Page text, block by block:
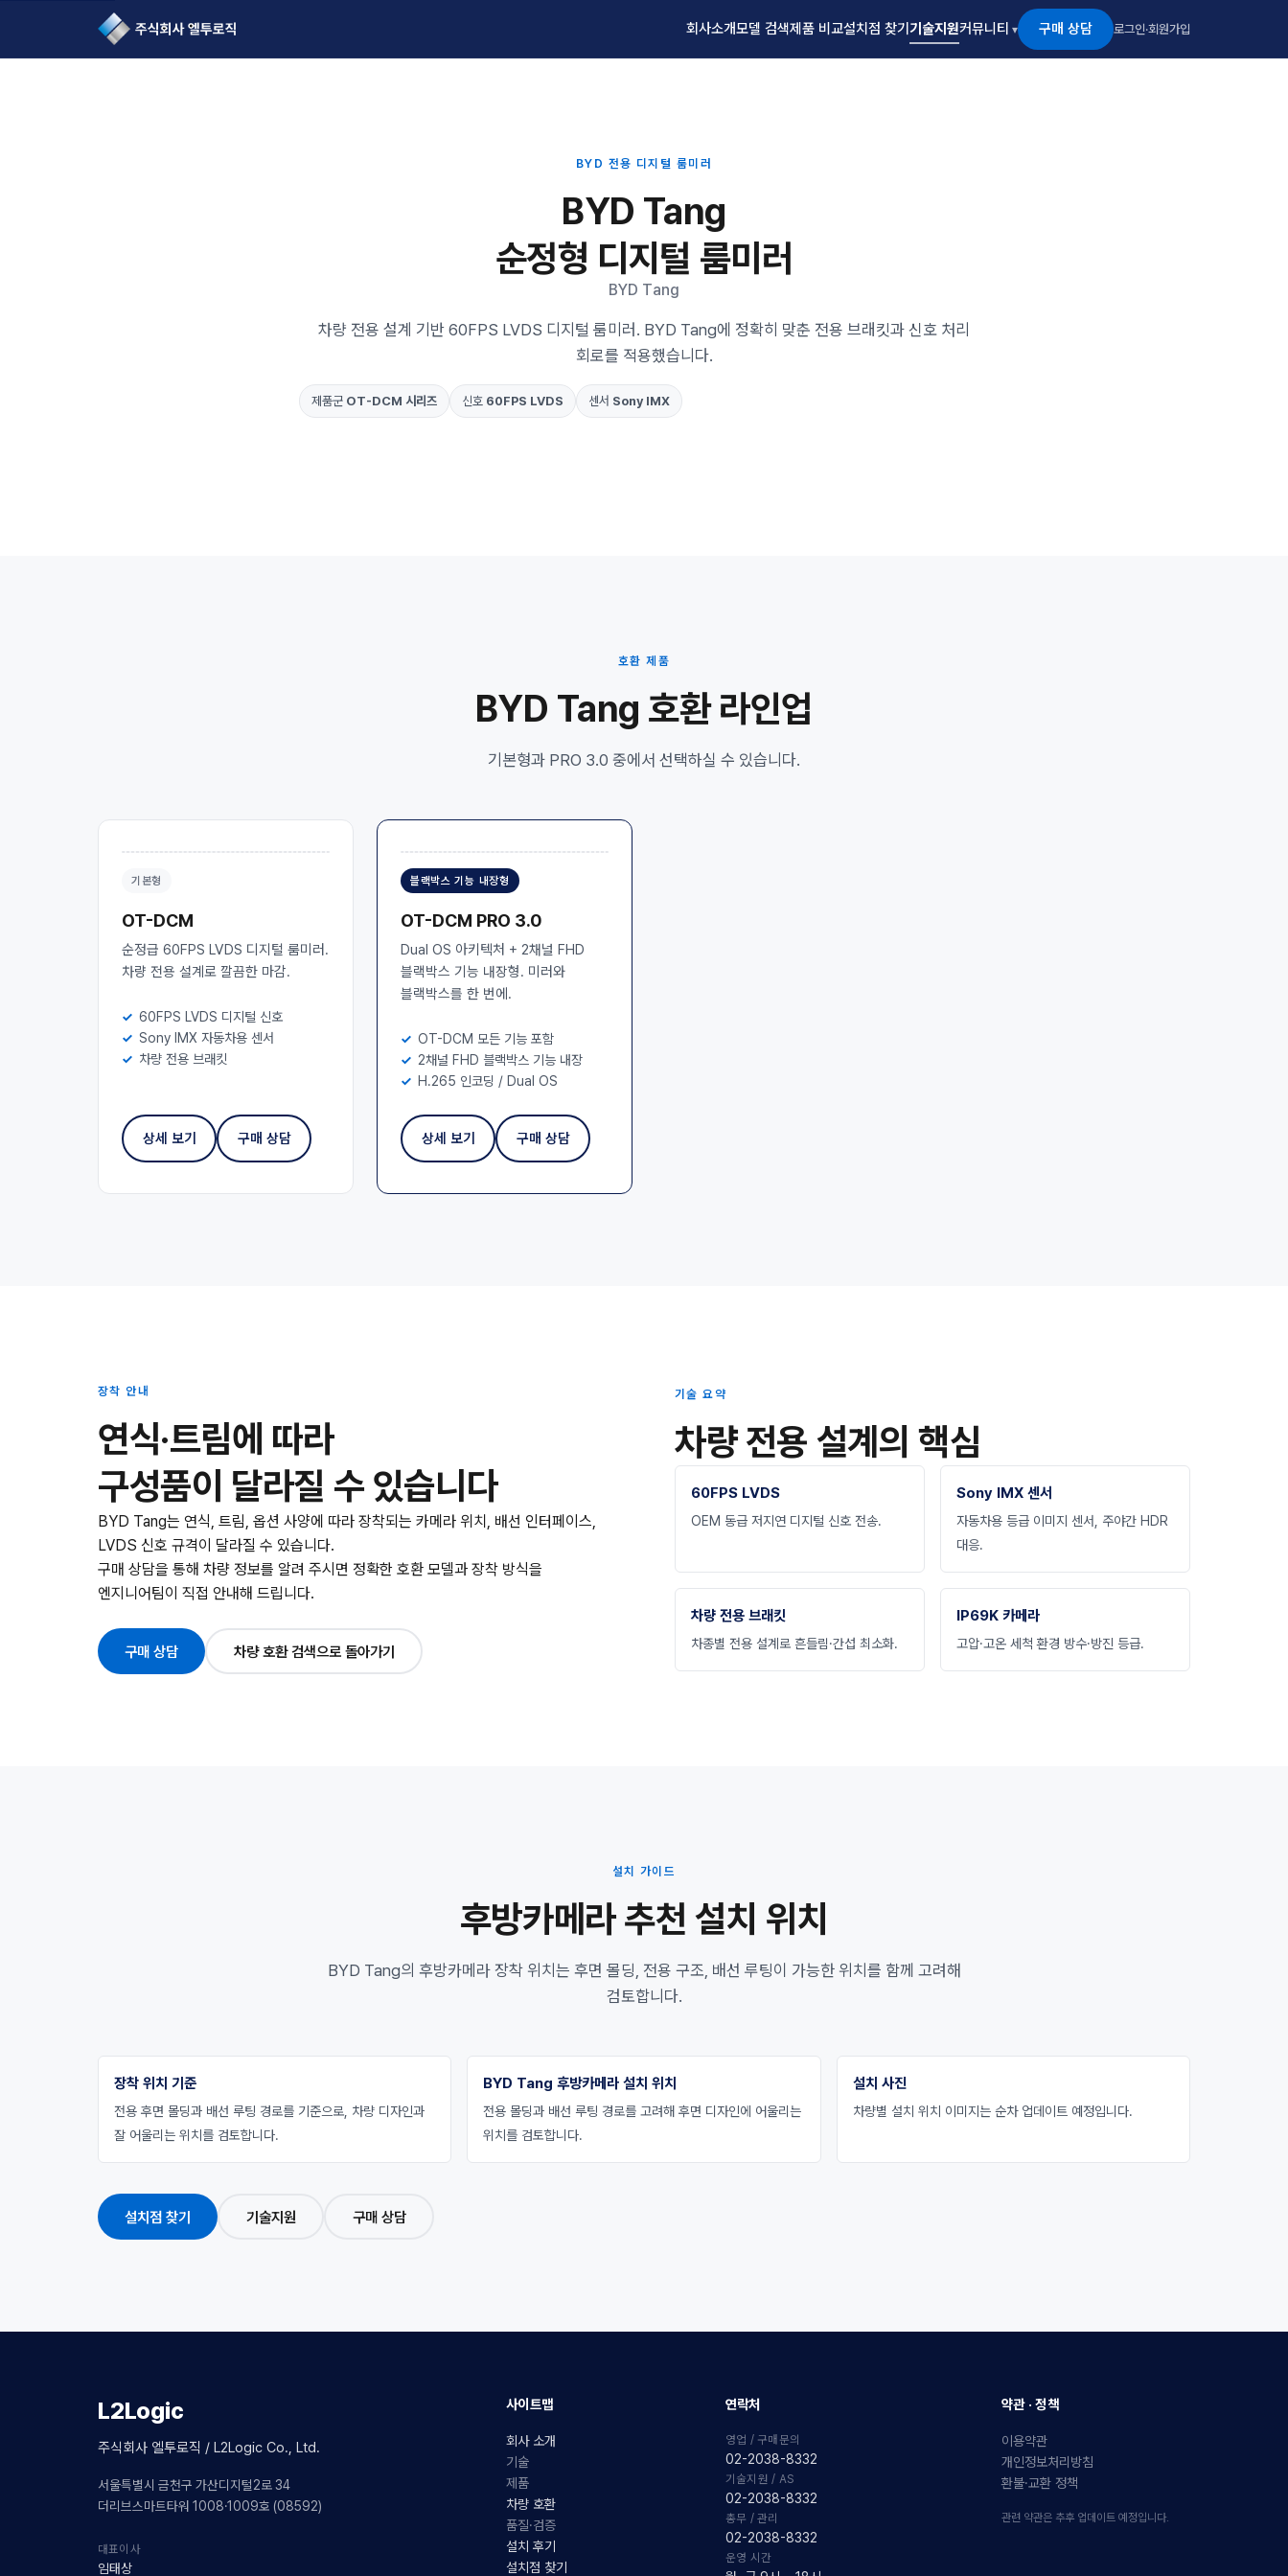
L2Logic 1onetake
회사소개모델 검색제품 비교설치점 찾기 기술지원커뮤니티 구매 상담 로그인·회원가입
BYD 전용 디지털 룸미러
BYD Tang
순정형 디지털 룸미러
BYD Tang
차량 전용 설계 기반 60FPS LVDS 디지털 룸미러. BYD Tang에 정확히 맞춘 전용 브래킷과 신호 처리
회로를 적용했습니다.
제품군 OT-DCM 시리즈 신호 60FPS LVDS 센서 Sony IMX
호환 제품
BYD Tang 호환 라인업
기본형과 PRO 3.0 중에서 선택하실 수 있습니다.
기본형
OT-DCM
순정급 60FPS LVDS 디지털 룸미러.
차량 전용 설계로 깔끔한 마감.
60FPS LVDS 디지털 신호
Sony IMX 자동차용 센서
차량 전용 브래킷
상세 보기 구매 상담
블랙박스 기능 내장형
OT-DCM PRO 3.0
Dual OS 아키텍처 + 2채널 FHD
블랙박스 기능 내장형. 미러와
블랙박스를 한 번에.
OT-DCM 모든 기능 포함
2채널 FHD 블랙박스 기능 내장
H.265 인코딩 / Dual OS
상세 보기 구매 상담
장착 안내
연식·트림에 따라
구성품이 달라질 수 있습니다
BYD Tang는 연식, 트림, 옵션 사양에 따라 장착되는 카메라 위치, 배선 인터페이스,
LVDS 신호 규격이 달라질 수 있습니다.
구매 상담을 통해 차량 정보를 알려 주시면 정확한 호환 모델과 장착 방식을
엔지니어팀이 직접 안내해 드립니다.
구매 상담 차량 호환 검색으로 돌아가기
기술 요약
차량 전용 설계의 핵심
60FPS LVDS
OEM 동급 저지연 디지털 신호 전송.
Sony IMX 센서
자동차용 등급 이미지 센서, 주야간 HDR
대응.
차량 전용 브래킷
차종별 전용 설계로 흔들림·간섭 최소화.
IP69K 카메라
고압·고온 세척 환경 방수·방진 등급.
설치 가이드
후방카메라 추천 설치 위치
BYD Tang의 후방카메라 장착 위치는 후면 몰딩, 전용 구조, 배선 루팅이 가능한 위치를 함께 고려해
검토합니다.
장착 위치 기준
전용 후면 몰딩과 배선 루팅 경로를 기준으로, 차량 디자인과
잘 어울리는 위치를 검토합니다.
BYD Tang 후방카메라 설치 위치
전용 몰딩과 배선 루팅 경로를 고려해 후면 디자인에 어울리는
위치를 검토합니다.
설치 사진
차량별 설치 위치 이미지는 순차 업데이트 예정입니다.
설치점 찾기 기술지원 구매 상담
L2Logic
주식회사 엘투로직 / L2Logic Co., Ltd.
서울특별시 금천구 가산디지털2로 34
더리브스마트타워 1008·1009호 (08592)
대표이사
임태상
사이트맵
회사 소개
기술
제품
차량 호환
품질·검증
설치 후기
설치점 찾기
연락처
영업 / 구매문의
02-2038-8332
기술지원 / AS
02-2038-8332
총무 / 관리
02-2038-8332
운영 시간
약관 · 정책
이용약관
개인정보처리방침
환불·교환 정책
관련 약관은 추후 업데이트 예정입니다.